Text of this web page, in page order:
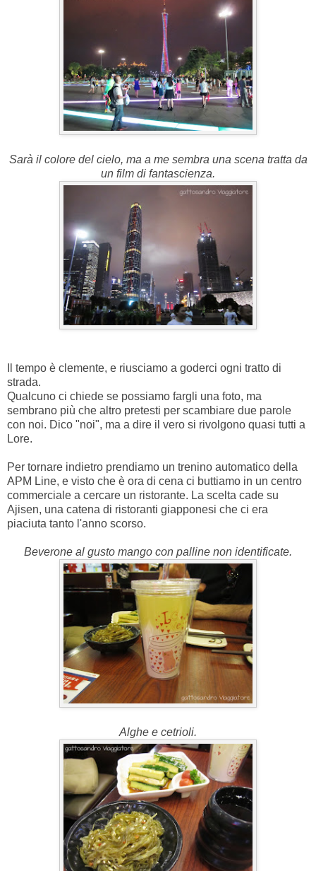
Sarà il colore del cielo, ma a me sembra una scena tratta da
un film di fantascienza.
Il tempo è clemente, e riusciamo a goderci ogni tratto di
strada.
Qualcuno ci chiede se possiamo fargli una foto, ma
sembrano più che altro pretesti per scambiare due parole
con noi. Dico "noi", ma a dire il vero si rivolgono quasi tutti a
Lore.
Per tornare indietro prendiamo un trenino automatico della
APM Line, e visto che è ora di cena ci buttiamo in un centro
commerciale a cercare un ristorante. La scelta cade su
Ajisen, una catena di ristoranti giapponesi che ci era
piaciuta tanto l'anno scorso.
Beverone al gusto mango con palline non identificate.
Alghe e cetrioli.